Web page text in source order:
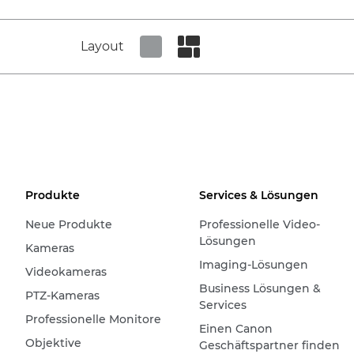
Layout
Produkte
Neue Produkte
Kameras
Videokameras
PTZ-Kameras
Professionelle Monitore
Objektive
Services & Lösungen
Professionelle Video-
Lösungen
Imaging-Lösungen
Business Lösungen &
Services
Einen Canon
Geschäftspartner finden